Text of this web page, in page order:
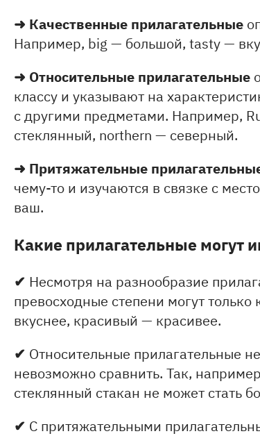
➜ Качественные прилагательные
Например, big — большой, tasty —
➜ Относительные прилагательные
классу и указывают на
с другими предметами. Например,
стеклянный, northern — северный.
➜ Притяжательные
чему-то и изучаются в связке с
ваш.
Какие прилагательные могут
✔ Несмотря на разнообразие
превосходные степени могут
вкуснее, красивый — красивее.
✔ Относительные прилагательные
невозможно сравнить. Так,
стеклянный стакан не может стать
✔ С притяжательными